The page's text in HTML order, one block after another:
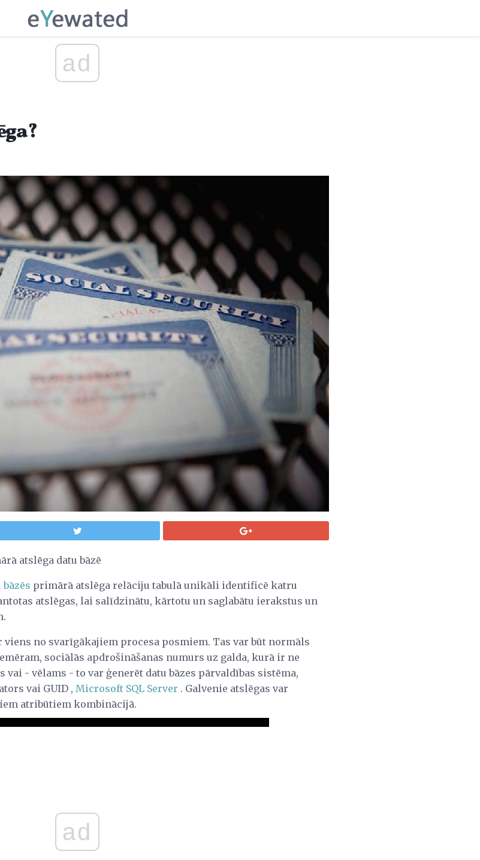
ad
atslēga datu bāzē
bāzēs primārā atslēga relāciju tabulā unikāli identificē katru
atslēgas, lai salīdzinātu, kārtotu un saglabātu ierakstus un
viens no svarīgākajiem procesa posmiem. Tas var būt normāls
sociālās apdrošināšanas numurs uz galda, kurā ir ne
- vēlams - to var ģenerēt datu bāzes pārvaldības sistēma,
vai GUID , Microsoft SQL Server . Galvenie atslēgas var
atribūtiem kombinācijā.
ad